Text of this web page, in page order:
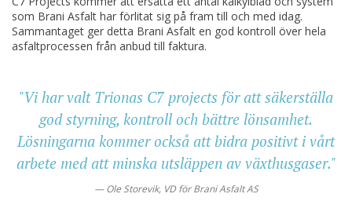
som Brani Asfalt har förlitat sig på fram till och med idag.
Sammantaget ger detta Brani Asfalt en god kontroll över hela
asfaltprocessen från anbud till faktura.
"Vi har valt Trionas C7 projects för att säkerställa
god styrning, kontroll och bättre lönsamhet.
Lösningarna kommer också att bidra positivt i vårt
arbete med att minska utsläppen av växthusgaser."
Ole Storevik, VD för Brani Asfalt AS